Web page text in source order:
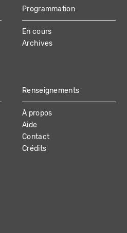
Programmation
En cours
Archives
Renseignements
À propos
Aide
Contact
Crédits